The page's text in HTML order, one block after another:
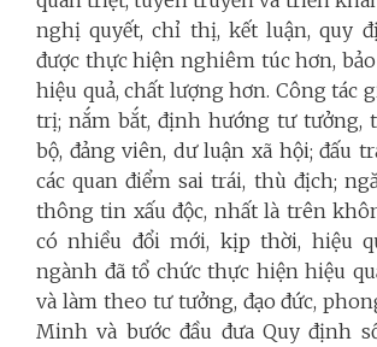
nghị quyết, chỉ thị, kết luận, quy
được thực hiện nghiêm túc hơn,
hiệu quả, chất lượng hơn. Công tác
trị; nắm bắt, định hướng tư tưởng,
bộ, đảng viên, dư luận xã hội; đấu
các quan điểm sai trái, thù địch;
thông tin xấu độc, nhất là trên
có nhiều đổi mới, kịp thời, hiệu
ngành đã tổ chức thực hiện hiệu
và làm theo tư tưởng, đạo đức,
Minh và bước đầu đưa Quy định